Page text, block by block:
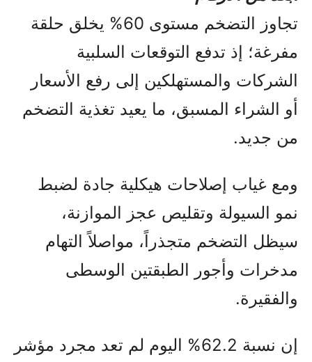
تجاوز التضخم مستوى 60% يخلق حلقة
مفرغة؛ إذ تدفع التوقعات السلبية
الشركات والمستهلكين إلى رفع الأسعار
أو الشراء المسبق، ما يعيد تغذية التضخم
من جديد.
ومع غياب إصلاحات هيكلية جادة لضبط
نمو السيولة وتقليص عجز الموازنة،
سيظل التضخم متجذراً، مواصلاً التهام
مدخرات وأجور الطبقتين الوسطى
والفقيرة.
إن نسبة 62.2% اليوم لم تعد مجرد مؤشر